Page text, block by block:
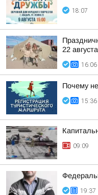
18:07
22
16:06
Почему
15:36
09:09
19:37